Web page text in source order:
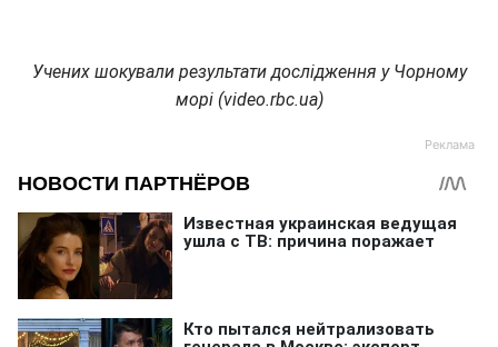
Учених шокували результати дослідження у Чорному
морі (video.rbc.ua)